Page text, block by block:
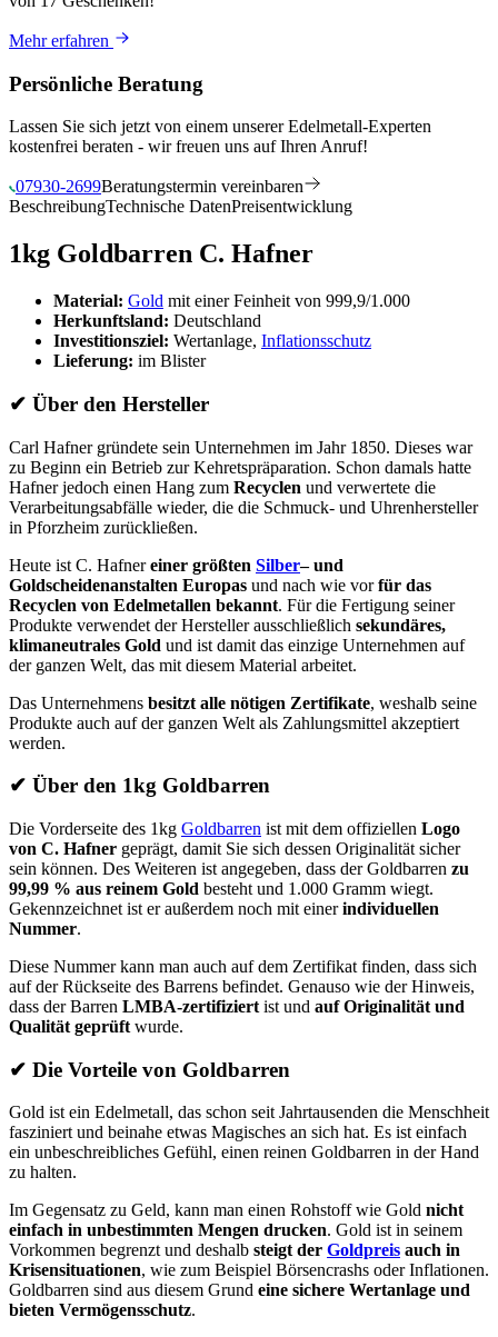
Mehr erfahren
Persönliche Beratung
Lassen Sie sich jetzt von einem unserer Edelmetall-Experten
kostenfrei beraten - wir freuen uns auf Ihren Anruf!
07930-2699Beratungstermin vereinbaren
BeschreibungTechnische DatenPreisentwicklung
1kg Goldbarren C. Hafner
Material: Gold mit einer Feinheit von 999,9/1.000
Herkunftsland: Deutschland
Investitionsziel: Wertanlage, Inflationsschutz
Lieferung: im Blister
✔ Über den Hersteller
Carl Hafner gründete sein Unternehmen im Jahr 1850. Dieses war
zu Beginn ein Betrieb zur Kehretspräparation. Schon damals hatte
Hafner jedoch einen Hang zum Recyclen und verwertete die
Verarbeitungsabfälle wieder, die die Schmuck- und Uhrenhersteller
in Pforzheim zurückließen.
Heute ist C. Hafnereiner größten Silber– und
Goldscheidenanstalten Europas und nach wie vorfür das
Recyclen von Edelmetallen bekannt. Für die Fertigung seiner
Produkte verwendet der Hersteller ausschließlich sekundäres,
klimaneutrales Gold und ist damit das einzige Unternehmen auf
der ganzen Welt, das mit diesem Material arbeitet.
Das Unternehmens besitzt alle nötigen Zertifikate, weshalb seine
Produkte auch auf der ganzen Welt als Zahlungsmittel akzeptiert
werden.
✔ Über den 1kg Goldbarren
Die Vorderseite des 1kg Goldbarren ist mit dem offiziellen Logo
von C. Hafner geprägt, damit Sie sich dessen Originalität sicher
sein können. Des Weiteren ist angegeben, dass der Goldbarren zu
99,99 % aus reinem Gold besteht und 1.000 Gramm wiegt.
Gekennzeichnet ist er außerdem noch mit einerindividuellen
Nummer.
Diese Nummer kann man auch auf dem Zertifikat finden, dass sich
auf der Rückseite des Barrens befindet. Genauso wie der Hinweis,
dass der Barren LMBA-zertifiziert ist und auf Originalität und
Qualität geprüft wurde.
✔ Die Vorteile von Goldbarren
Gold ist ein Edelmetall, das schon seit Jahrtausenden die Menschheit
fasziniert und beinahe etwas Magisches an sich hat. Es ist einfach
ein unbeschreibliches Gefühl, einen reinen Goldbarren in der Hand
zu halten.
Im Gegensatz zu Geld, kann man einen Rohstoff wie Gold nicht
einfach in unbestimmten Mengen drucken. Gold ist in seinem
Vorkommen begrenzt und deshalb steigt der Goldpreis auch in
Krisensituationen, wie zum Beispiel Börsencrashs oder Inflationen.
Goldbarren sind aus diesem Grund eine sichere Wertanlage und
bieten Vermögensschutz.